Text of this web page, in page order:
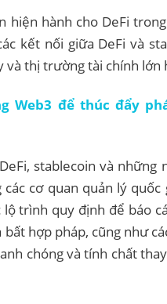
hiện hành cho DeFi
kết nối giữa DeFi và
và thị trường tài chính lớn
Web3 để thúc đẩy
stablecoin và những
cơ quan quản lý quốc
trình quy định để báo
hợp pháp, cũng như
chóng và tính chất